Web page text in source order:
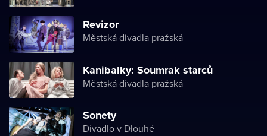
Revizor
Městská divadla pražská
Kanibalky: Soumrak starců
Městská divadla pražská
Sonety
Divadlo v Dlouhé